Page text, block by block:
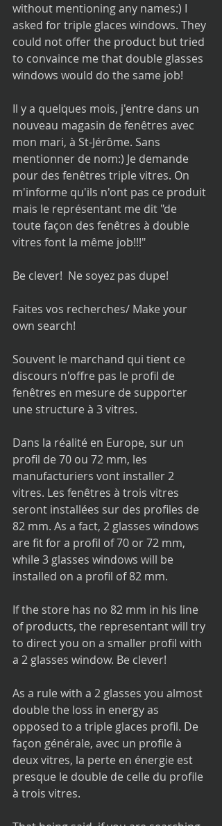
without mentioning any names:) I
asked for triple glaces windows. They
could not offer the product but tried
to convaince me that double glasses
windows would do the same job!
Il y a quelques mois, j'entre dans un
nouveau magasin de fenêtres avec
mon mari, à St-Jérôme. Sans
mentionner de nom:) Je demande
pour des fenêtres triple vitres. On
m'informe qu'ils n'ont pas ce produit
mais le représentant me dit "de
toute façon des fenêtres à double
vitres font la même job!!!"
Be clever!  Ne soyez pas dupe!
Faites vos recherches/ Make your
own search!
Souvent le marchand qui tient ce
discours n'offre pas le profil de
fenêtres en mesure de supporter
une structure à 3 vitres.
Dans la réalité en Europe, sur un
profil de 70 ou 72 mm, les
manufacturiers vont installer 2
vitres. Les fenêtres à trois vitres
seront installées sur des profiles de
82 mm. As a fact, 2 glasses windows
are fit for a profil of 70 or 72 mm,
while 3 glasses windows will be
installed on a profil of 82 mm.
If the store has no 82 mm in his line
of products, the representant will try
to direct you on a smaller profil with
a 2 glasses window. Be clever!
As a rule with a 2 glasses you almost
double the loss in energy as
opposed to a triple glaces profil. De
façon générale, avec un profile à
deux vitres, la perte en énergie est
presque le double de celle du profile
à trois vitres.